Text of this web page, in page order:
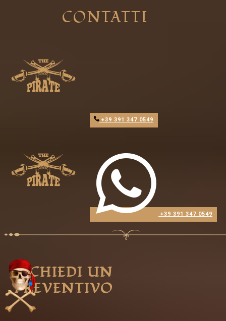
CONTATTI
+39 391 347 0549
​+39 391 347 0549
RICHIEDI UN
PREVE​NTIVO